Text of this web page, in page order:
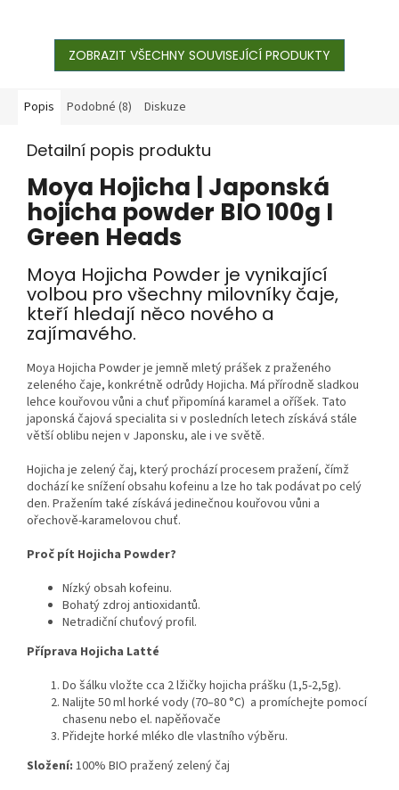
ZOBRAZIT VŠECHNY SOUVISEJÍCÍ PRODUKTY
Popis Podobné (8) Diskuze
Detailní popis produktu
Moya Hojicha | Japonská
hojicha powder BIO 100g I
Green Heads
Moya Hojicha Powder je vynikající
volbou pro všechny milovníky čaje,
kteří hledají něco nového a
zajímavého.
Moya Hojicha Powder je jemně mletý prášek z praženého
zeleného čaje, konkrétně odrůdy Hojicha. Má přírodně sladkou
lehce kouřovou vůni a chuť připomíná karamel a oříšek. Tato
japonská čajová specialita si v posledních letech získává stále
větší oblibu nejen v Japonsku, ale i ve světě.
Hojicha je zelený čaj, který prochází procesem pražení, čímž
dochází ke snížení obsahu kofeinu a lze ho tak podávat po celý
den. Pražením také získává jedinečnou kouřovou vůni a
ořechově-karamelovou chuť.
Proč pít Hojicha Powder?
Nízký obsah kofeinu.
Bohatý zdroj antioxidantů.
Netradiční chuťový profil.
Příprava Hojicha Latté
Do šálku vložte cca 2 lžičky hojicha prášku (1,5-2,5g).
Nalijte 50 ml horké vody (70–80 °C) a promíchejte pomocí
chasenu nebo el. napěňovače
Přidejte horké mléko dle vlastního výběru.
Složení: 100% BIO pražený zelený čaj